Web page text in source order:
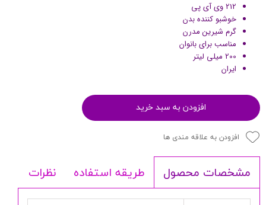
212 وی آی پی
خوشبو کننده بدن
گرم شیرین مدرن
مناسب برای بانوان
200 میلی لیتر
ایران
افزودن به سبد خرید
افزودن به علاقه مندی ها
مشخصات محصول طریقه استفاده نظرات